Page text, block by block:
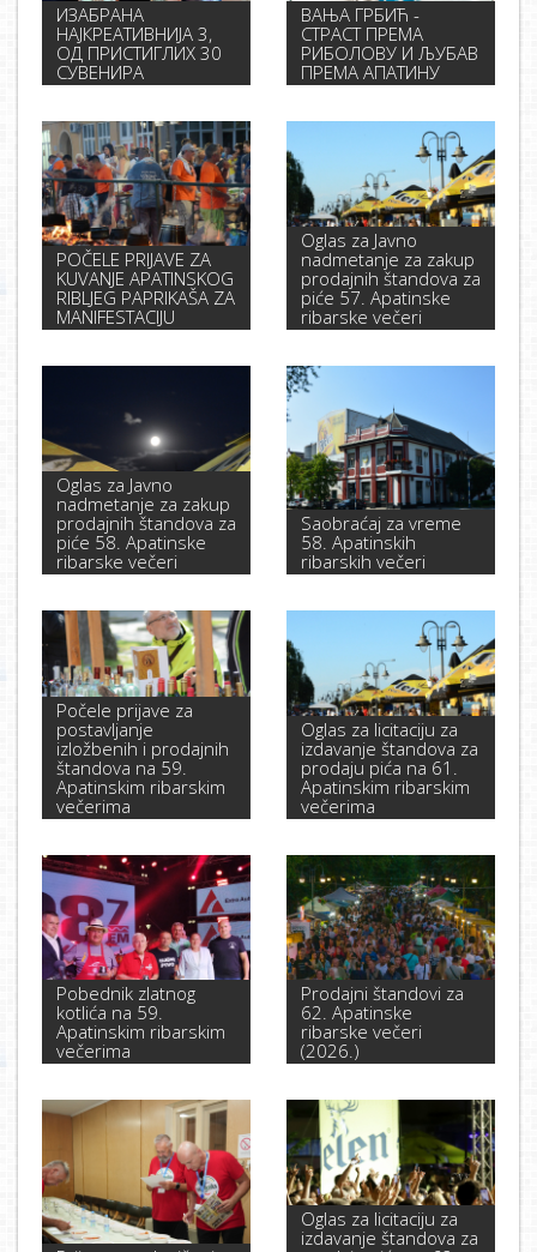
ИЗАБРАНА
НАЈКРЕАТИВНИЈА 3,
ОД ПРИСТИГЛИХ 30
СУВЕНИРА
ВАЊА ГРБИЋ -
СТРАСТ ПРЕМА
РИБОЛОВУ И ЉУБАВ
ПРЕМА АПАТИНУ
POČELE PRIJAVE ZA
KUVANJE APATINSKOG
RIBLJEG PAPRIKAŠA ZA
MANIFESTACIJU
Oglas za Javno
nadmetanje za zakup
prodajnih štandova za
piće 57. Apatinske
ribarske večeri
Oglas za Javno
nadmetanje za zakup
prodajnih štandova za
piće 58. Apatinske
ribarske večeri
Saobraćaj za vreme
58. Apatinskih
ribarskih večeri
Počele prijave za
postavljanje
izložbenih i prodajnih
štandova na 59.
Apatinskim ribarskim
večerima
Oglas za licitaciju za
izdavanje štandova za
prodaju pića na 61.
Apatinskim ribarskim
večerima
Pobednik zlatnog
kotlića na 59.
Apatinskim ribarskim
večerima
Prodajni štandovi za
62. Apatinske
ribarske večeri
(2026.)
Oglas za licitaciju za
izdavanje štandova za